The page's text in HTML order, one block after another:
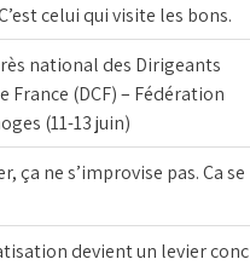
celui qui visite les bons.
national des Dirigeants
France (DCF) – Fédération
(11-13 juin)
ça ne s’improvise pas. Ca se
devient un levier